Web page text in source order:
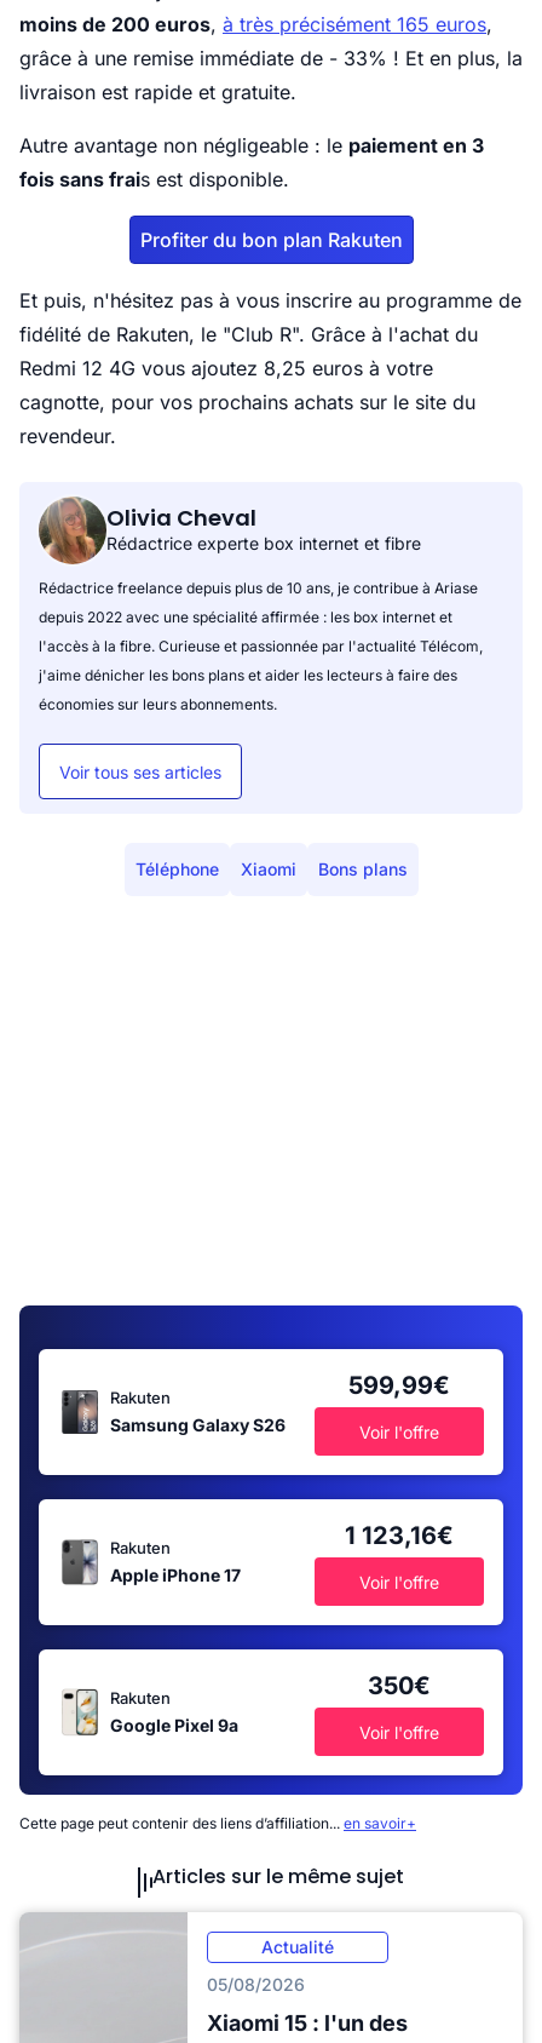
moins de 200 euros, à très précisément 165 euros,
grâce à une remise immédiate de - 33% ! Et en plus, la
livraison est rapide et gratuite.
Autre avantage non négligeable : le paiement en 3
fois sans frais est disponible.
Profiter du bon plan Rakuten
Et puis, n'hésitez pas à vous inscrire au programme de
fidélité de Rakuten, le "Club R". Grâce à l'achat du
Redmi 12 4G vous ajoutez 8,25 euros à votre
cagnotte, pour vos prochains achats sur le site du
revendeur.
Olivia Cheval
Rédactrice experte box internet et fibre
Rédactrice freelance depuis plus de 10 ans, je contribue à Ariase
depuis 2022 avec une spécialité affirmée : les box internet et
l'accès à la fibre. Curieuse et passionnée par l'actualité Télécom,
j'aime dénicher les bons plans et aider les lecteurs à faire des
économies sur leurs abonnements.
Voir tous ses articles
Téléphone Xiaomi Bons plans
Rakuten
Samsung Galaxy S26
599,99€
Voir l'offre
Rakuten
Apple iPhone 17
1 123,16€
Voir l'offre
Rakuten
Google Pixel 9a
350€
Voir l'offre
Cette page peut contenir des liens d’affiliation... en savoir+
Articles sur le même sujet
Actualité
05/08/2026
Xiaomi 15 : l'un des